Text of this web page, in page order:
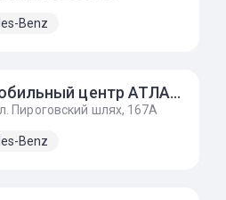
Benz
Автомобильный центр АТЛАНТ
Пироговский шлях, 167А
Benz